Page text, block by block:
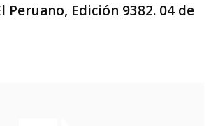
Peruano, Edición 9382. 04 de